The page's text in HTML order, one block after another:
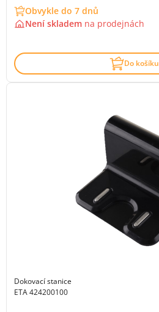
Obvykle do 7 dnů
Není skladem na prodejnách
Do košíku
Dokovací stanice
ETA 424200100